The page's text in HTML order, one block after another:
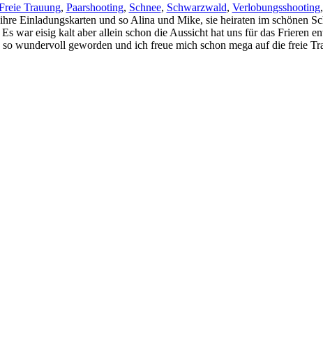
Trauung, Paarshooting, Schnee, Schwarzwald, Verlobungsshooting,
Einladungskarten und so Alina und Mike, sie heiraten im schönen
war eisig kalt aber allein schon die Aussicht hat uns für das Frieren
wundervoll geworden und ich freue mich schon mega auf die freie